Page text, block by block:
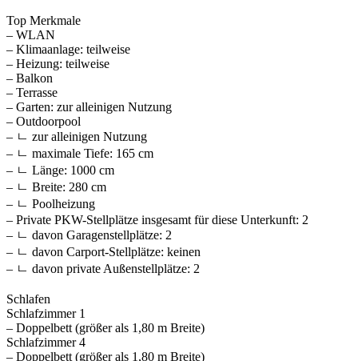
Top Merkmale
– WLAN
– Klimaanlage: teilweise
– Heizung: teilweise
– Balkon
– Terrasse
– Garten: zur alleinigen Nutzung
– Outdoorpool
– ㄴ zur alleinigen Nutzung
– ㄴ maximale Tiefe: 165 cm
– ㄴ Länge: 1000 cm
– ㄴ Breite: 280 cm
– ㄴ Poolheizung
– Private PKW-Stellplätze insgesamt für diese Unterkunft: 2
– ㄴ davon Garagenstellplätze: 2
– ㄴ davon Carport-Stellplätze: keinen
– ㄴ davon private Außen­stellplätze: 2
Schlafen
Schlafzimmer 1
– Doppelbett (größer als 1,80 m Breite)
Schlafzimmer 4
– Doppelbett (größer als 1,80 m Breite)